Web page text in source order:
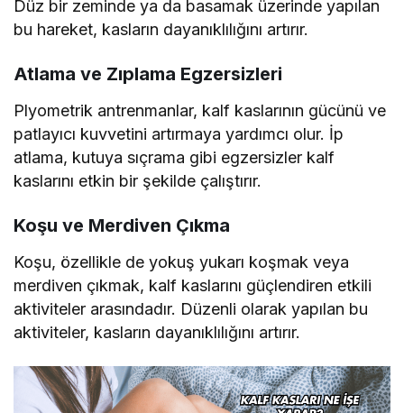
Düz bir zeminde ya da basamak üzerinde yapılan
bu hareket, kasların dayanıklılığını artırır.
Atlama ve Zıplama Egzersizleri
Plyometrik antrenmanlar, kalf kaslarının gücünü ve
patlayıcı kuvvetini artırmaya yardımcı olur. İp
atlama, kutuya sıçrama gibi egzersizler kalf
kaslarını etkin bir şekilde çalıştırır.
Koşu ve Merdiven Çıkma
Koşu, özellikle de yokuş yukarı koşmak veya
merdiven çıkmak, kalf kaslarını güçlendiren etkili
aktiviteler arasındadır. Düzenli olarak yapılan bu
aktiviteler, kasların dayanıklılığını artırır.